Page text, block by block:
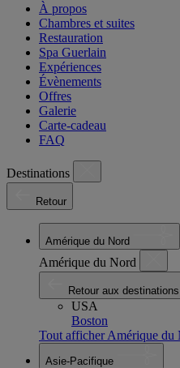
À propos
Chambres et suites
Restauration
Spa Guerlain
Expériences
Évènements
Offres
Galerie
Carte-cadeau
FAQ
Destinations
Retour
Amérique du Nord
Amérique du Nord
Retour aux destinations
USA
Boston
Tout afficher Amérique du
Asie-Pacifique